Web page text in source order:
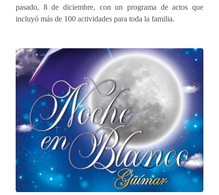
pasado, 8 de diciembre, con un programa de actos que
incluyó más de 100 actividades para toda la familia.